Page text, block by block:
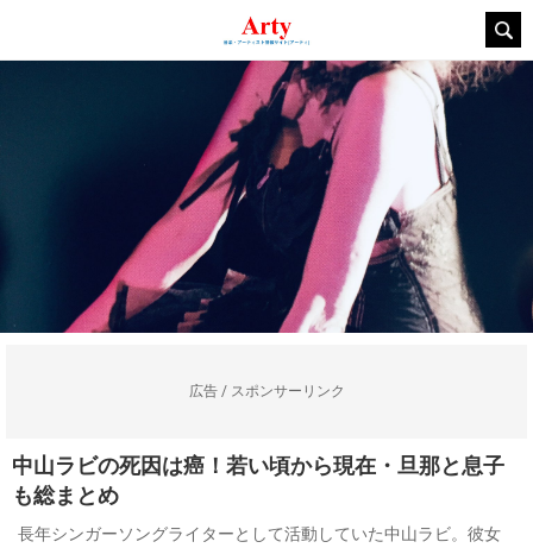
広告 / スポンサーリンク
中山ラビの死因は癌！若い頃から現在・旦那と息子
も総まとめ
長年シンガーソングライターとして活動していた中山ラビ。彼女